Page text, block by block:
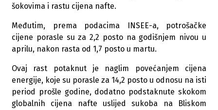
šokovima i rastu cijena nafte.
Međutim, prema podacima INSEE-a, potrošačke
cijene porasle su za 2,2 posto na godišnjem nivou u
aprilu, nakon rasta od 1,7 posto u martu.
Ovaj rast potaknut je naglim povećanjem cijena
energije, koje su porasle za 14,2 posto u odnosu na isti
period prošle godine, dodatno podstaknute skokom
globalnih cijena nafte uslijed sukoba na Bliskom